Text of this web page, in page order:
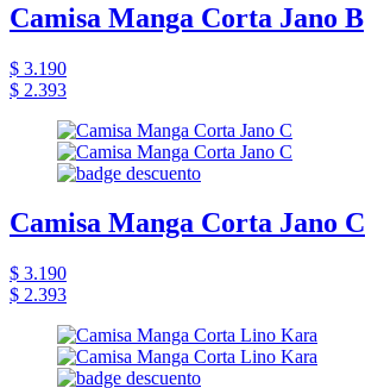
Camisa Manga Corta Jano B
$ 3.190
$ 2.393
Camisa Manga Corta Jano C
$ 3.190
$ 2.393